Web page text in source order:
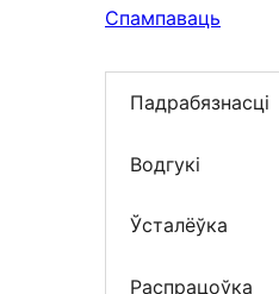
Спампаваць
Падрабязнасці
Водгукі
Ўсталёўка
Распрацоўка